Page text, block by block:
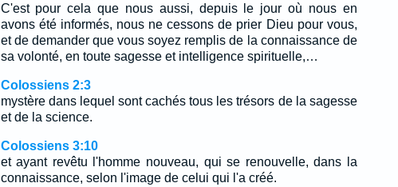
C'est pour cela que nous aussi, depuis le jour où nous en
avons été informés, nous ne cessons de prier Dieu pour vous,
et de demander que vous soyez remplis de la connaissance de
sa volonté, en toute sagesse et intelligence spirituelle,…
Colossiens 2:3
mystère dans lequel sont cachés tous les trésors de la sagesse
et de la science.
Colossiens 3:10
et ayant revêtu l'homme nouveau, qui se renouvelle, dans la
connaissance, selon l'image de celui qui l'a créé.